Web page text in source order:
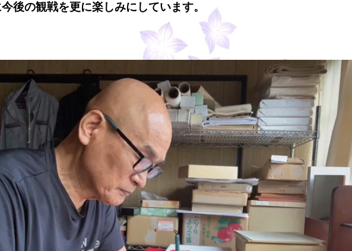
後の観戦を更に楽しみにしています。